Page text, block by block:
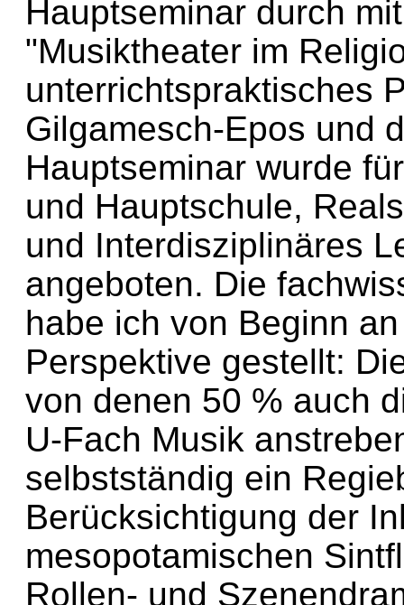
Hauptseminar durch
"Musiktheater im
unterrichtspraktisches
Gilgamesch-Epos und
Hauptseminar wurde
und Hauptschule,
und Interdisziplinäres
angeboten. Die
habe ich von Beginn
Perspektive gestellt:
von denen 50 % auch
U-Fach Musik
selbstständig ein
Berücksichtigung der
mesopotamischen
Rollen- und